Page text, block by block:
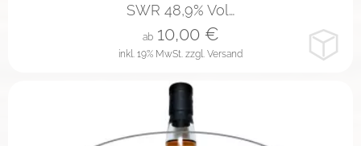
SWR 48,9% Vol…
inkl. 19% MwSt. zzgl. Versand
ab 10,00€